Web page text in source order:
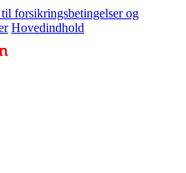
forsikringsbetingelser og
Hovedindhold